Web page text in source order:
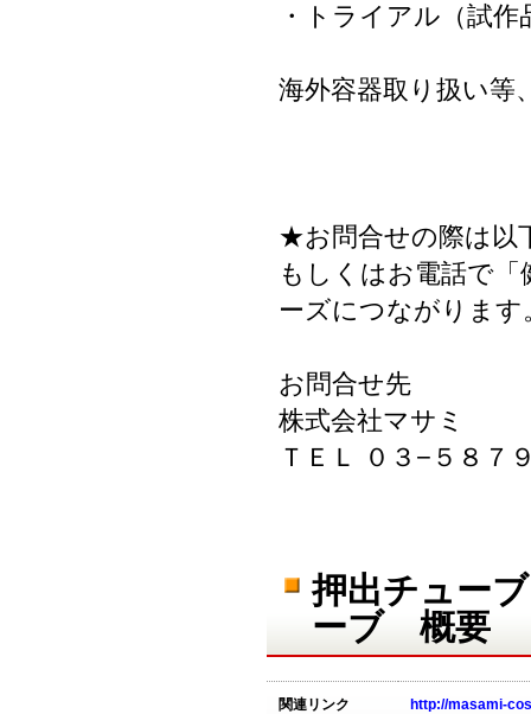
・トラ
海外容器取り扱い等
★お問合せの際は以
もしくはお電話で
ーズにつながります
お問合せ先
株式会社マサミ
ＴＥＬ ０３−５８７
押出チュー
ーブ 概要
関連リンク http://masami-